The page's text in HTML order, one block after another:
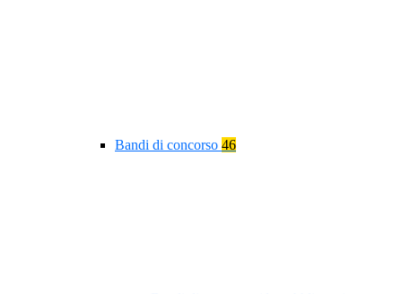
Bandi di concorso 46